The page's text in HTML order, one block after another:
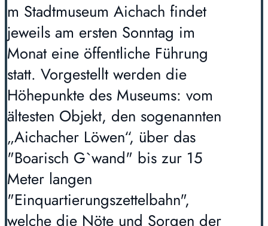
m Stadtmuseum Aichach findet
jeweils am ersten Sonntag im
Monat eine öffentliche Führung
statt. Vorgestellt werden die
Höhepunkte des Museums: vom
ältesten Objekt, den sogenannten
„Aichacher Löwen“, über das
"Boarisch G`wand" bis zur 15
Meter langen
"Einquartierungszettelbahn",
welche die Nöte und Sorgen der